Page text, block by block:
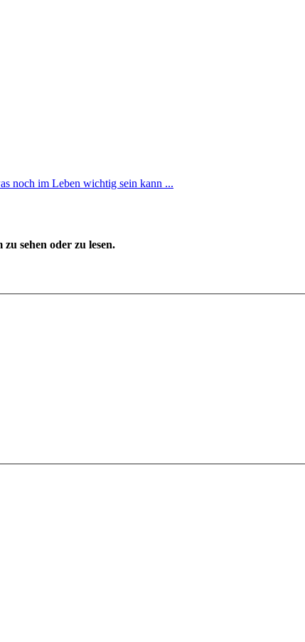
noch im Leben wichtig sein kann ...
sehen oder zu lesen.